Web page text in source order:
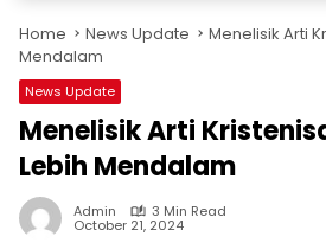
Home News Update
Menelisik Arti
Mendalam
News Update
Menelisik Arti
Lebih Mendalam
Admin 3 Min Read
October 21, 2024